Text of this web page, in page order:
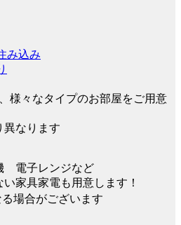
み込み
様々なタイプのお部屋をご用意
なります
電子レンジなど
家具家電も用意します！
場合がございます